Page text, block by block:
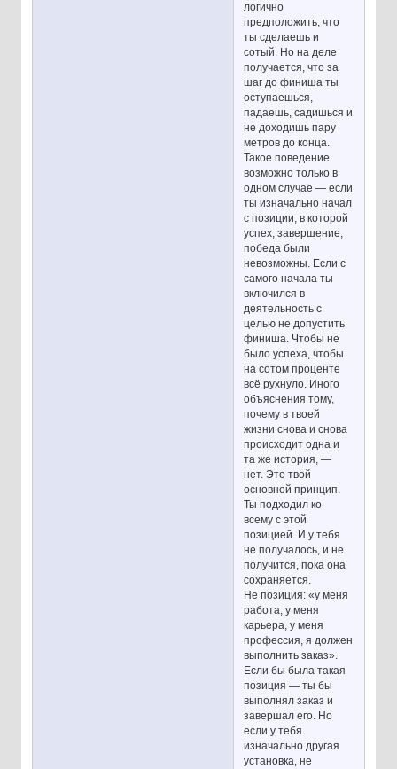
логично
предположить, что
ты сделаешь и
сотый. Но на деле
получается, что за
шаг до финиша ты
оступаешься,
падаешь, садишься и
не доходишь пару
метров до конца.
Такое поведение
возможно только в
одном случае — если
ты изначально начал
с позиции, в которой
успех, завершение,
победа были
невозможны. Если с
самого начала ты
включился в
деятельность с
целью не допустить
финиша. Чтобы не
было успеха, чтобы
на сотом проценте
всё рухнуло. Иного
объяснения тому,
почему в твоей
жизни снова и снова
происходит одна и
та же история, —
нет. Это твой
основной принцип.
Ты подходил ко
всему с этой
позицией. И у тебя
не получалось, и не
получится, пока она
сохраняется.
Не позиция: «у меня
работа, у меня
карьера, у меня
профессия, я должен
выполнить заказ».
Если бы была такая
позиция — ты бы
выполнял заказ и
завершал его. Но
если у тебя
изначально другая
установка, не